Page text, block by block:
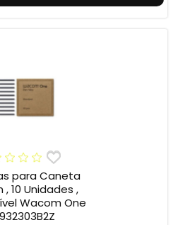
para Caneta
10 Unidades ,
Wacom One